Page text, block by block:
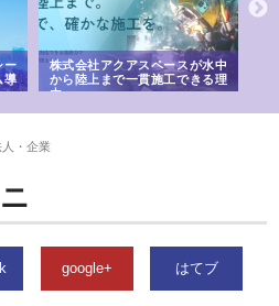
ー
導
株式会社アクアスペースが水中
から陸上まで一貫施工できる理
由
人・企業
google+ はてブ